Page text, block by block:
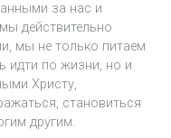
за нас и
действительно
мы не только питаем
идти по жизни, но и
Христу,
становиться
другим.